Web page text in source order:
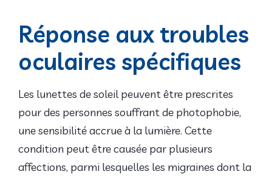
Réponse aux troubles
oculaires spécifiques
Les lunettes de soleil peuvent être prescrites
pour des personnes souffrant de photophobie,
une sensibilité accrue à la lumière. Cette
condition peut être causée par plusieurs
affections, parmi lesquelles les migraines dont la